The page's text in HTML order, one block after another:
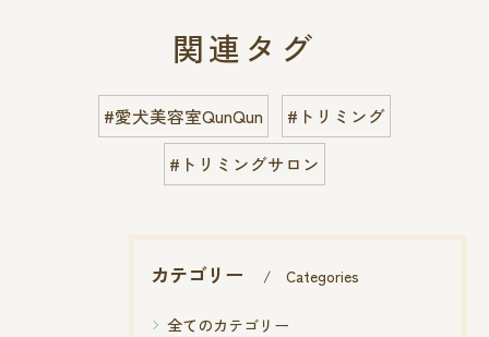
関連タグ
#愛犬美容室QunQun
#トリミング
#トリミングサロン
カテゴリー Categories
全てのカテゴリー